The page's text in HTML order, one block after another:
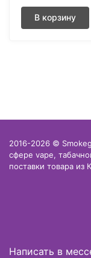
В корзину
2016-2026 ©
сфере vape,
поставки товара из
Написать в